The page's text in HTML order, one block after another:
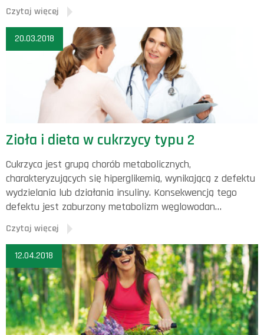
Czytaj więcej
20.03.2018
Zioła i dieta w cukrzycy typu 2
Cukrzyca jest grupą chorób metabolicznych,
charakteryzujących się hiperglikemią, wynikającą z defektu
wydzielania lub działania insuliny. Konsekwencją tego
defektu jest zaburzony metabolizm węglowodan…
Czytaj więcej
12.04.2018